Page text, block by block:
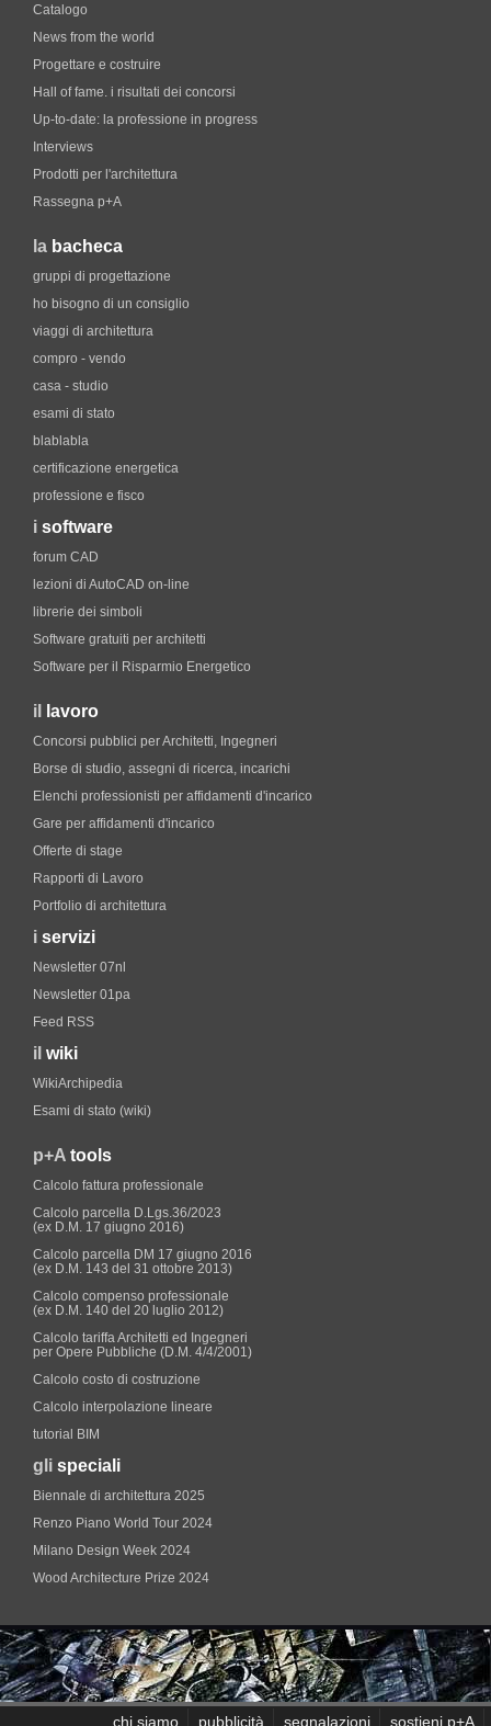
Catalogo
News from the world
Progettare e costruire
Hall of fame. i risultati dei concorsi
Up-to-date: la professione in progress
Interviews
Prodotti per l'architettura
Rassegna p+A
la bacheca
gruppi di progettazione
ho bisogno di un consiglio
viaggi di architettura
compro - vendo
casa - studio
esami di stato
blablabla
certificazione energetica
professione e fisco
i software
forum CAD
lezioni di AutoCAD on-line
librerie dei simboli
Software gratuiti per architetti
Software per il Risparmio Energetico
il lavoro
Concorsi pubblici per Architetti, Ingegneri
Borse di studio, assegni di ricerca, incarichi
Elenchi professionisti per affidamenti d'incarico
Gare per affidamenti d'incarico
Offerte di stage
Rapporti di Lavoro
Portfolio di architettura
i servizi
Newsletter 07nl
Newsletter 01pa
Feed RSS
il wiki
WikiArchipedia
Esami di stato (wiki)
p+A tools
Calcolo fattura professionale
Calcolo parcella D.Lgs.36/2023
(ex D.M. 17 giugno 2016)
Calcolo parcella DM 17 giugno 2016
(ex D.M. 143 del 31 ottobre 2013)
Calcolo compenso professionale
(ex D.M. 140 del 20 luglio 2012)
Calcolo tariffa Architetti ed Ingegneri
per Opere Pubbliche (D.M. 4/4/2001)
Calcolo costo di costruzione
Calcolo interpolazione lineare
tutorial BIM
gli speciali
Biennale di architettura 2025
Renzo Piano World Tour 2024
Milano Design Week 2024
Wood Architecture Prize 2024
chi siamo pubblicità segnalazioni sostieni p+A